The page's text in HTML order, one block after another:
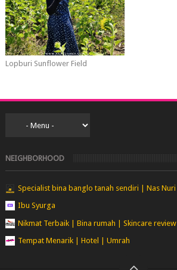
Lopburi Sunflower Field
NEIGHBORHOOD
Specialist bina banglo tanah sendiri | Nas Nuri
Ibu Syurga
Nikmat Terbaik | Bina rumah | Skincare review
Tempat Menarik | Hotel | Umrah